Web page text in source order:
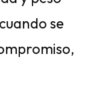
se